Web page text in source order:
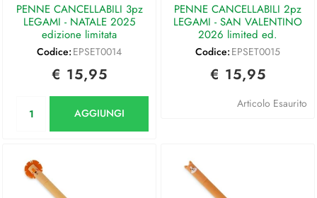
PENNE CANCELLABILI 3pz
LEGAMI - NATALE 2025
edizione limitata
Codice: EPSET0014
€ 15,95
AGGIUNGI
PENNE CANCELLABILI 2pz
LEGAMI - SAN VALENTINO
2026 limited ed.
Codice: EPSET0015
€ 15,95
Articolo Esaurito